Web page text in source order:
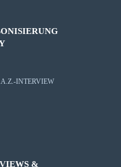
INTERVIEW
&